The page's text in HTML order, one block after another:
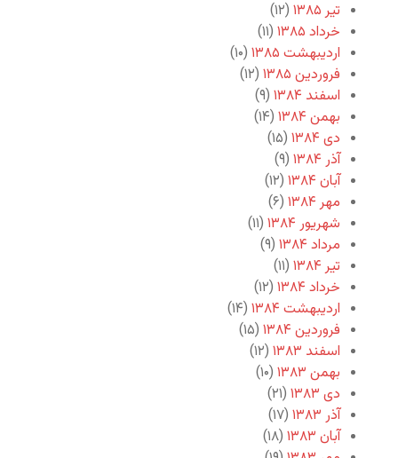
تیر ۱۳۸۵
(۱۲)
خرداد ۱۳۸۵
(۱۱)
اردیبهشت ۱۳۸۵
(۱۰)
فروردین ۱۳۸۵
(۱۲)
اسفند ۱۳۸۴
(۹)
بهمن ۱۳۸۴
(۱۴)
دی ۱۳۸۴
(۱۵)
آذر ۱۳۸۴
(۹)
آبان ۱۳۸۴
(۱۲)
مهر ۱۳۸۴
(۶)
شهریور ۱۳۸۴
(۱۱)
مرداد ۱۳۸۴
(۹)
تیر ۱۳۸۴
(۱۱)
خرداد ۱۳۸۴
(۱۲)
اردیبهشت ۱۳۸۴
(۱۴)
فروردین ۱۳۸۴
(۱۵)
اسفند ۱۳۸۳
(۱۲)
بهمن ۱۳۸۳
(۱۰)
دی ۱۳۸۳
(۲۱)
آذر ۱۳۸۳
(۱۷)
آبان ۱۳۸۳
(۱۸)